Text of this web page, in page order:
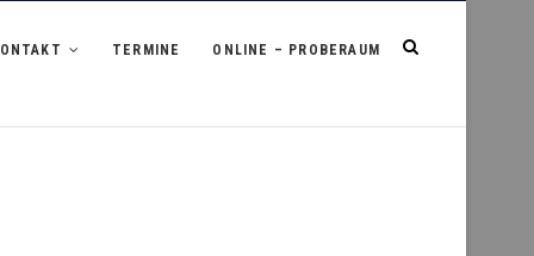
TERMINE ONLINE – PROBERAUM